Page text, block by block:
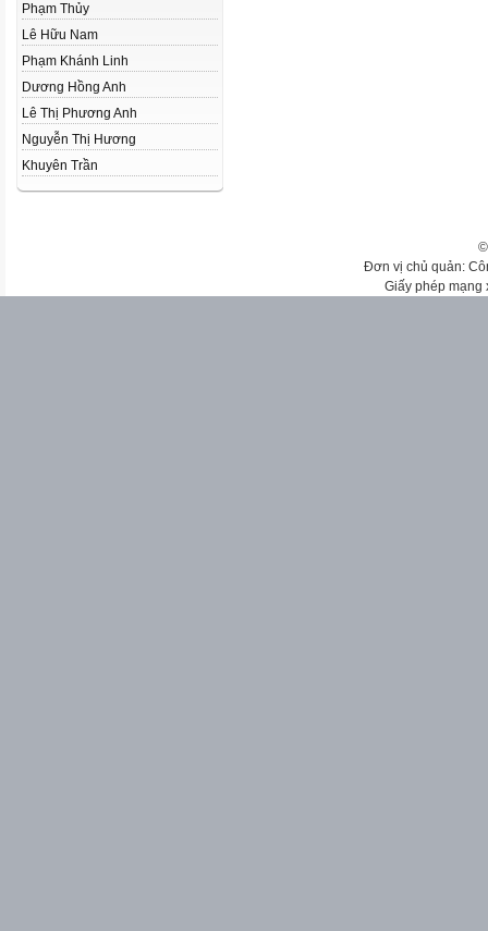
Phạm Thủy
Lê Hữu Nam
Phạm Khánh Linh
Dương Hồng Anh
Lê Thị Phương Anh
Nguyễn Thị Hương
Khuyên Trần
Đơn vị chủ quản:
Giấy phép mạng